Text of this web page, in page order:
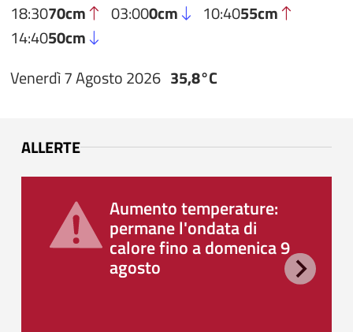
18:3070cm 03:000cm 10:4055cm
14:4050cm
Venerdì 7 Agosto 2026 35,8°C
ALLERTE
Aumento temperature:
permane l'ondata di
calore fino a domenica 9
agosto